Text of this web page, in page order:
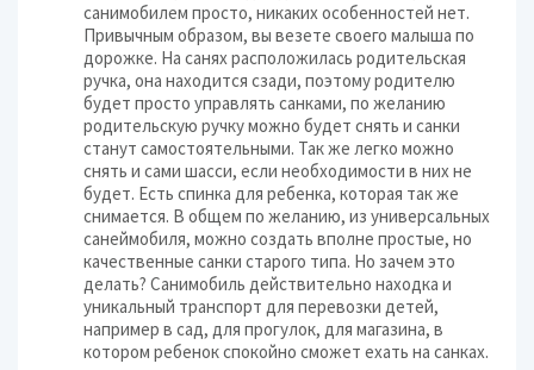
санимобилем просто, никаких особенностей нет.
Привычным образом, вы везете своего малыша по
дорожке. На санях расположилась родительская
ручка, она находится сзади, поэтому родителю
будет просто управлять санками, по желанию
родительскую ручку можно будет снять и санки
станут самостоятельными. Так же легко можно
снять и сами шасси, если необходимости в них не
будет. Есть спинка для ребенка, которая так же
снимается. В общем по желанию, из универсальных
санеймобиля, можно создать вполне простые, но
качественные санки старого типа. Но зачем это
делать? Санимобиль действительно находка и
уникальный транспорт для перевозки детей,
например в сад, для прогулок, для магазина, в
котором ребенок спокойно сможет ехать на санках.